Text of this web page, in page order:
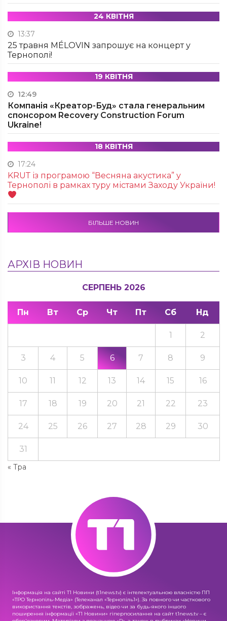
24 КВІТНЯ
13:37
25 травня MÉLOVIN запрошує на концерт у
Тернополі!
19 КВІТНЯ
12:49
Компанія «Креатор-Буд» стала генеральним
спонсором Recovery Construction Forum
Ukraine!
18 КВІТНЯ
17:24
KRUТ із програмою “Весняна акустика” у
Тернополі в рамках туру містами Заходу України!
БІЛЬШЕ НОВИН
АРХІВ НОВИН
СЕРПЕНЬ 2026
Пн Вт Ср Чт Пт Сб Нд
« Тра
1 2
3 4 5 6 7 8 9
10 11 12 13 14 15 16
17 18 19 20 21 22 23
24 25 26 27 28 29 30
31
Інформація на сайті Т1 Новини (t1news.tv) є інтелектуальною власністю ПП
«ТРО Тернопіль-Медіа» (Телеканал «Тернопіль1»). За повного чи часткового
використання текстів, зображень, відео чи за будь-якого іншого
поширення інформації «Т1 Новини» гіперпосилання на сайт t1news.tv – є